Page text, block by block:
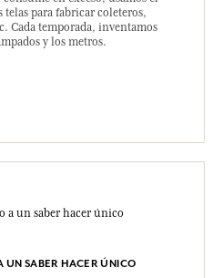
telas para fabricar coleteros,
Cada temporada, inventamos
y los metros.
UN SABER HACER ÚNICO